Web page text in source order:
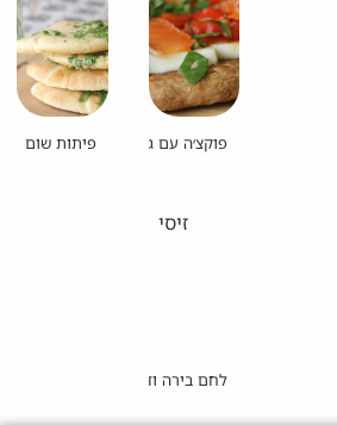
פוקצ׳ה עם גבינת חלומיפיתות שום
זיסי
לחם בירה ודבש מקמח מלא